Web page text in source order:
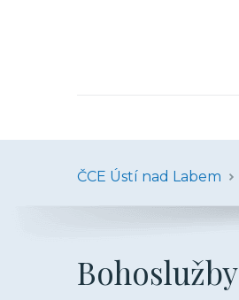
ČCE Ústí nad Labem
Bohoslužby